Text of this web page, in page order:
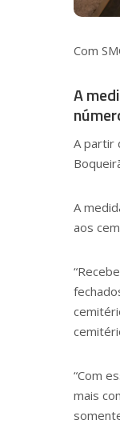
Com
A
A partir
A
aos
“Com
mais